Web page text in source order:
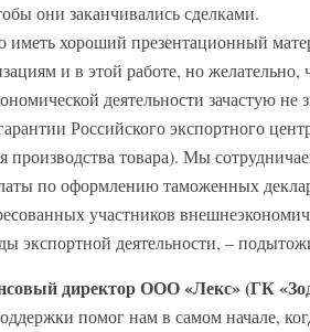
они заканчивались сделками.
иметь хороший презентационный
и в этой работе, но
деятельности зачастую
Российского экспортного
производства товара). Мы
по оформлению таможенных
участников
экспортной деятельности, –
директор ООО «Лекс» (ГК
помог нам в самом начале,